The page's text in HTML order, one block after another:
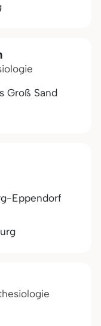
Groß Sand
Eppendorf